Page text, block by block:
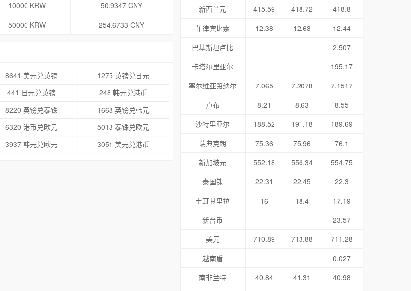
10000 KRW
50.9347 CNY
50000 KRW 254.6733 CNY
8641 美元兑英镑
1275 英镑兑日元
441 日元兑英镑
248 韩元兑港币
8220 英镑兑泰铢
1668 英镑兑韩元
6320 港币兑欧元
5013 泰铢兑欧元
3937 韩元兑欧元 3051 美元兑港币
新西兰元
415.59 418.72
418.8
菲律宾比索
12.38 12.63
12.44
巴基斯坦卢比
2.507
卡塔尔里亚尔
195.17
塞尔维亚第纳尔
7.065 7.2078
7.1517
卢布
8.21 8.63
8.55
沙特里亚尔
188.52 191.18
189.69
瑞典克朗
75.36 75.96
76.1
新加坡元
552.18 556.34
554.75
泰国铢
22.31 22.45
22.3
土耳其里拉
16 18.4
17.19
新台币
23.57
美元
710.89 713.88
711.28
越南盾
0.027
南非兰特
40.84 41.31
40.98